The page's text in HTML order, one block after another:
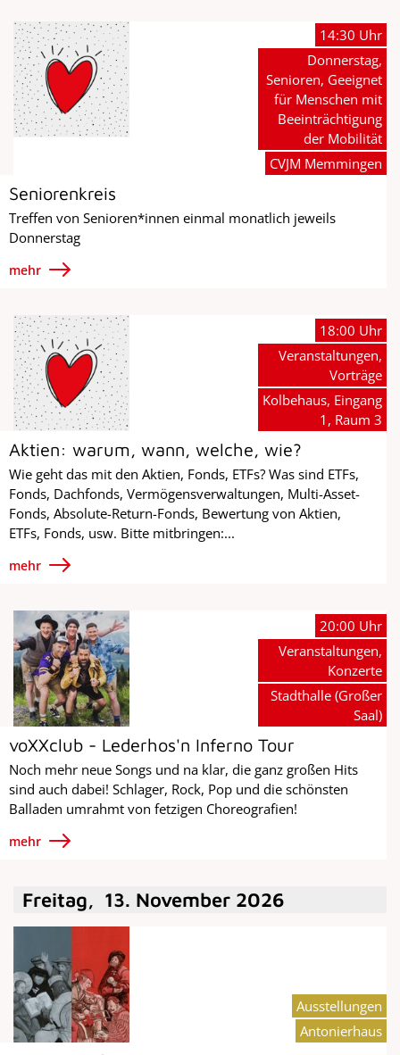
Seniorenkreis
Treffen von Senioren*innen einmal monatlich jeweils
Donnerstag
mehr
14:30 Uhr
Donnerstag,
Senioren, Geeignet
für Menschen mit
Beeinträchtigung
der Mobilität
CVJM Memmingen
Aktien: warum, wann, welche, wie?
Wie geht das mit den Aktien, Fonds, ETFs? Was sind ETFs,
Fonds, Dachfonds, Vermögensverwaltungen, Multi-Asset-
Fonds, Absolute-Return-Fonds, Bewertung von Aktien,
ETFs, Fonds, usw. Bitte mitbringen:...
mehr
18:00 Uhr
Veranstaltungen,
Vorträge
Kolbehaus, Eingang
1, Raum 3
voXXclub - Lederhos'n Inferno Tour
Noch mehr neue Songs und na klar, die ganz großen Hits
sind auch dabei! Schlager, Rock, Pop und die schönsten
Balladen umrahmt von fetzigen Choreografien!
mehr
20:00 Uhr
Veranstaltungen,
Konzerte
Stadthalle (Großer
Saal)
Freitag, 13. November 2026
Ausstellungen
Antonierhaus